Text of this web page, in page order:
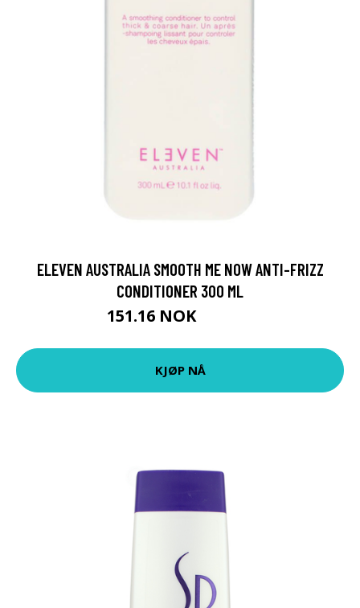
ELEVEN AUSTRALIA SMOOTH ME NOW ANTI-FRIZZ
CONDITIONER 300 ML
151.16 NOK
KJØP NÅ